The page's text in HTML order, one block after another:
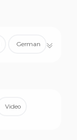
German
Video